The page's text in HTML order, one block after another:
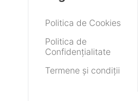
Politica de Cookies
Politica de
Confidențialitate
Termene și condiții